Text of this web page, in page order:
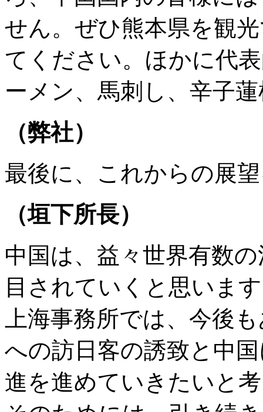
せん。ぜひ熊本県を観
てください。ほかに代
ーメン、馬刺し、辛子
（弊社）
最後に、これからの展
（垣下所長）
中国は、益々世界有数
目されていくと思いま
上海事務所では、今後
への訪日客の誘致と中
進を進めていきたいと